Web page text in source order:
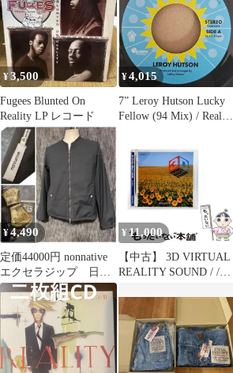
¥3,500
Fugees Blunted On
Reality LP レコード
¥4,015
7” Leroy Hutson Lucky
Fellow (94 Mix) / Reality
THE GOOD GR /00080
¥4,490
定価44000円 nonnative
エクセラジップ 日本
製 ブルゾン ブラッ
¥ 11,000
【中古】 3D VIRTUAL
REALITY SOUND / /